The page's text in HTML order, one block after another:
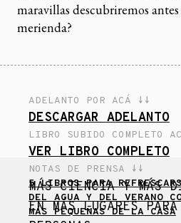
maravillas descubriremos
merienda?
ADELANTO POR ACÁ ↓↓
DESCARGAR ADELANTO
LIBRO SUBIDO COMPLETO
VER LIBRO COMPLETO
NOTAS DE PRENSA ↓↓
5 LIBROS PARA
DEL AGUA Y DEL VERANO
MÁS PEQUEÑAS DE LA CASA
MÁS CIENCIA Y MÁS
EN MÁS LUGARES